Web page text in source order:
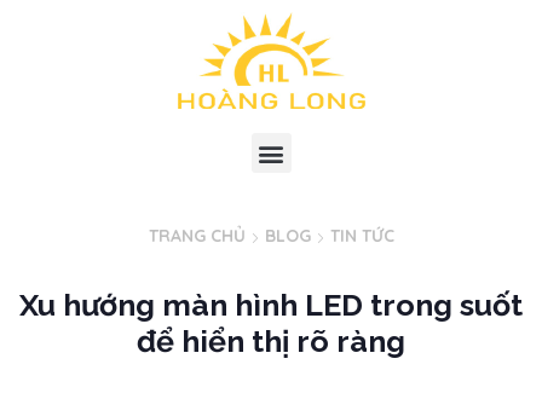
TRANG CHỦ BLOG TIN TỨC
Xu hướng màn hình LED trong suốt
để hiển thị rõ ràng